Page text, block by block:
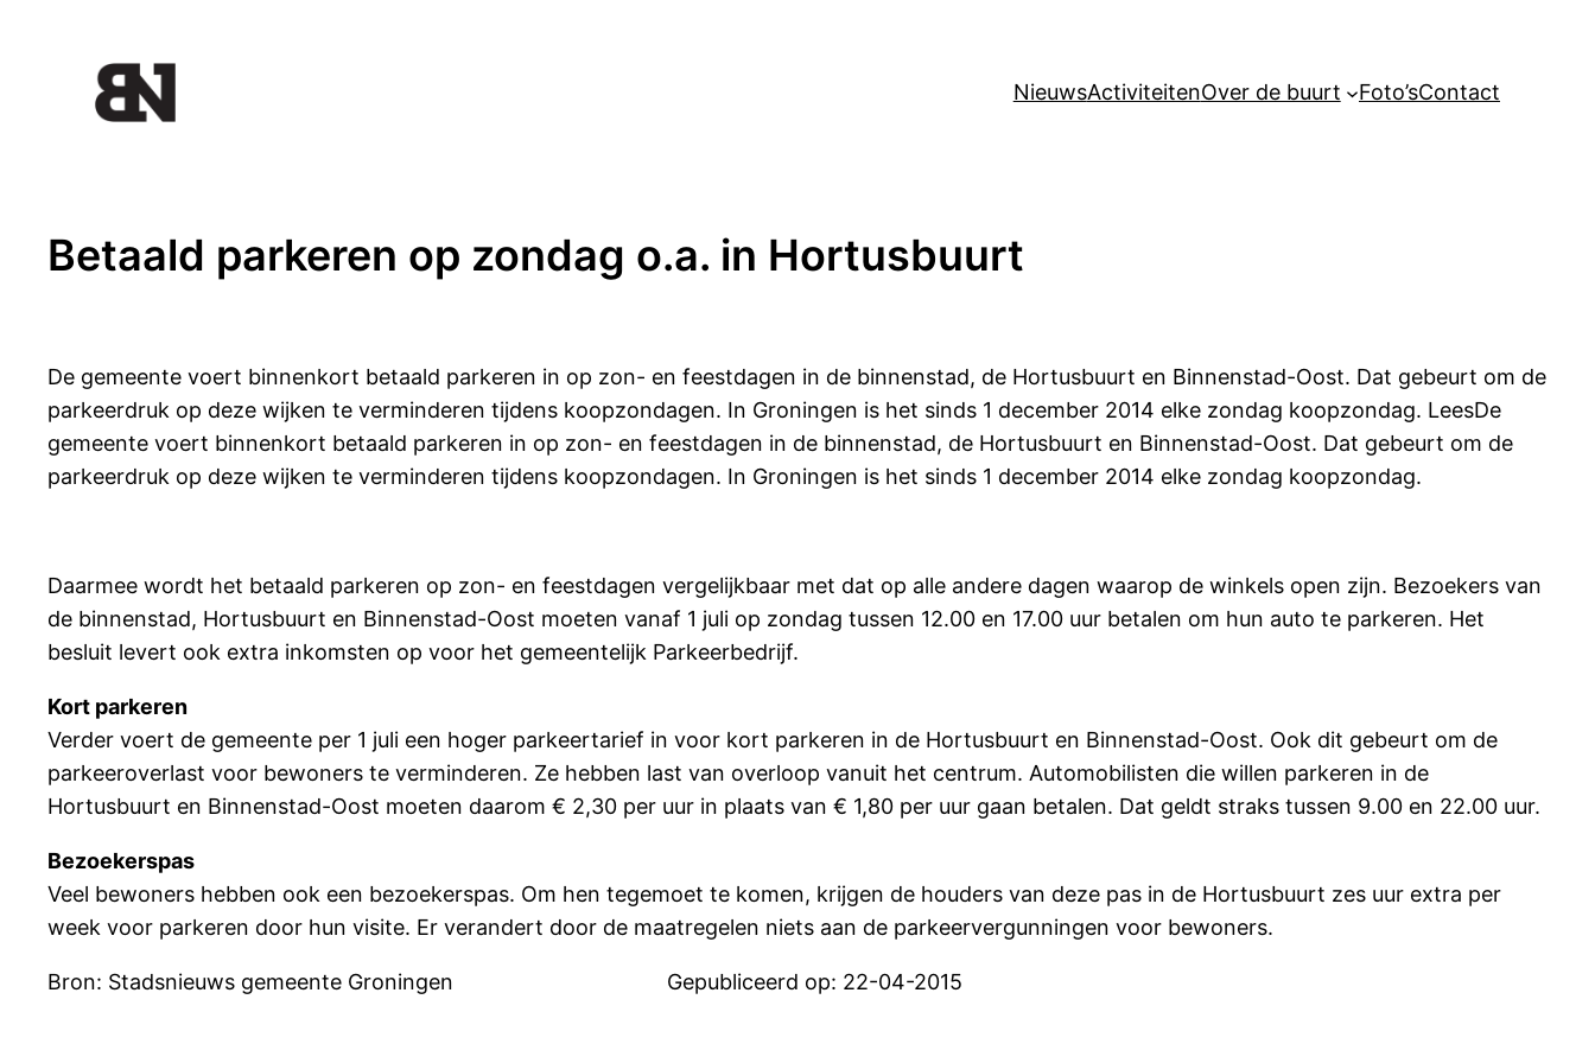
NieuwsActiviteitenOver de buurt Foto’sContact
Betaald parkeren op zondag o.a. in Hortusbuurt
De gemeente voert binnenkort betaald parkeren in op zon- en feestdagen in de binnenstad, de Hortusbuurt en Binnenstad-Oost. Dat gebeurt om de
parkeerdruk op deze wijken te verminderen tijdens koopzondagen. In Groningen is het sinds 1 december 2014 elke zondag koopzondag. LeesDe
gemeente voert binnenkort betaald parkeren in op zon- en feestdagen in de binnenstad, de Hortusbuurt en Binnenstad-Oost. Dat gebeurt om de
parkeerdruk op deze wijken te verminderen tijdens koopzondagen. In Groningen is het sinds 1 december 2014 elke zondag koopzondag.
Daarmee wordt het betaald parkeren op zon- en feestdagen vergelijkbaar met dat op alle andere dagen waarop de winkels open zijn. Bezoekers van
de binnenstad, Hortusbuurt en Binnenstad-Oost moeten vanaf 1 juli op zondag tussen 12.00 en 17.00 uur betalen om hun auto te parkeren. Het
besluit levert ook extra inkomsten op voor het gemeentelijk Parkeerbedrijf.
Kort parkeren
Verder voert de gemeente per 1 juli een hoger parkeertarief in voor kort parkeren in de Hortusbuurt en Binnenstad-Oost. Ook dit gebeurt om de
parkeeroverlast voor bewoners te verminderen. Ze hebben last van overloop vanuit het centrum. Automobilisten die willen parkeren in de
Hortusbuurt en Binnenstad-Oost moeten daarom € 2,30 per uur in plaats van € 1,80 per uur gaan betalen. Dat geldt straks tussen 9.00 en 22.00 uur.
Bezoekerspas
Veel bewoners hebben ook een bezoekerspas. Om hen tegemoet te komen, krijgen de houders van deze pas in de Hortusbuurt zes uur extra per
week voor parkeren door hun visite. Er verandert door de maatregelen niets aan de parkeervergunningen voor bewoners.
Bron: Stadsnieuws gemeente Groningen Gepubliceerd op: 22-04-2015